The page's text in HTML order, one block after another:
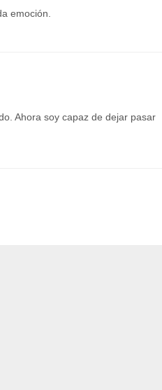
emoción.
Ahora soy capaz de dejar pasar